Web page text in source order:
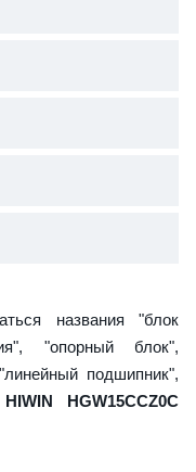
названия "блок
"опорный блок",
подшипник",
HIWIN HGW15CCZ0C